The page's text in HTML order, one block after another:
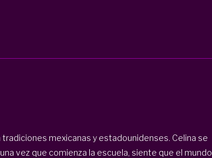
tradiciones mexicanas y estadounidenses. Celina se
vez que comienza la escuela, siente que el mundo